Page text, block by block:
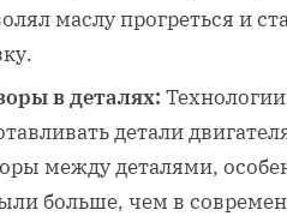
маслу прогреться и
в деталях:
детали
между деталями,
больше, чем в